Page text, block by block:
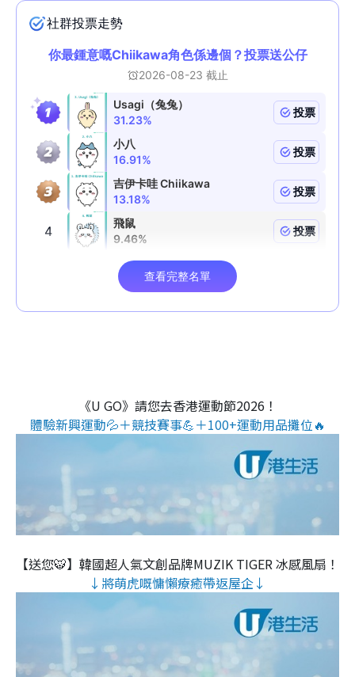
《U GO》請您去香港運動節2026！
體驗新興運動💦＋競技賽事💪＋100+運動用品攤位🔥
【送您🐯】韓國超人氣文創品牌MUZIK TIGER 冰感風扇！
↓將萌虎嘅慵懶療癒帶返屋企↓